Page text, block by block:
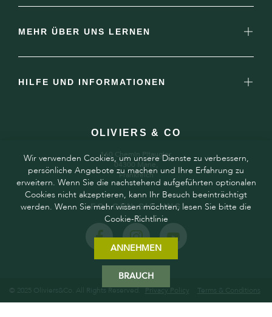
MEHR ÜBER UNS LERNEN
HILFE UND INFORMATIONEN
OLIVIERS & CO
160 Chemin Pitaugier,
04300 Mane,
Frankreich
FOLGEN SIE UNS
© 2025 Oliviers&Co. All Rights Reserved. Privacy Policy Terms & Conditions
Wir verwenden Cookies, um unsere Dienste zu verbessern,
persönliche Angebote zu machen und Ihre Erfahrung zu
erweitern. Wenn Sie die nachstehend aufgeführten optionalen
Cookies nicht akzeptieren, kann Ihr Besuch beeinträchtigt
werden. Wenn Sie mehr wissen möchten, lesen Sie bitte die
Cookie-Richtlinie
ANNEHMEN
BRAUCH